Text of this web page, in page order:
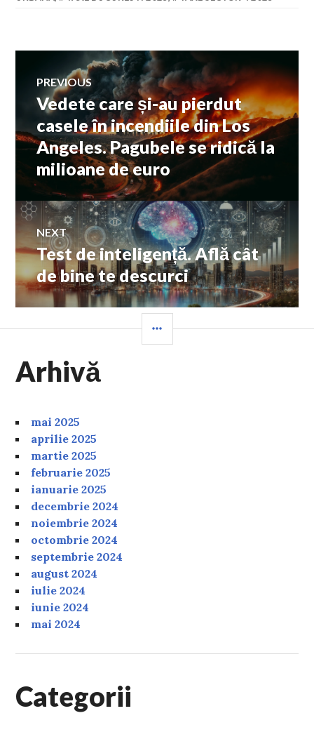
Navigare
în
articole
PREVIOUS
Previous
post:
Vedete care și-au pierdut
casele în incendiile din Los
Angeles. Pagubele se ridică la
milioane de euro
NEXT
Next
post:
Test de inteligență. Află cât
de bine te descurci
Arhivă
mai 2025
aprilie 2025
martie 2025
februarie 2025
ianuarie 2025
decembrie 2024
noiembrie 2024
octombrie 2024
septembrie 2024
august 2024
iulie 2024
iunie 2024
mai 2024
Categorii